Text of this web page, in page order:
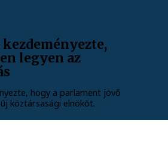
legyen az
hogy a parlament jövő
köztársasági elnököt.